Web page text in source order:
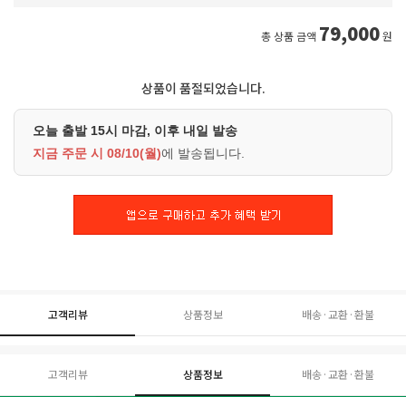
총 상품 금액 79,000원
상품이 품절되었습니다.
오늘 출발 15시 마감, 이후 내일 발송
지금 주문 시 08/10(월)에 발송됩니다.
고객리뷰 상품정보 배송·교환·환불
고객리뷰 상품정보 배송·교환·환불